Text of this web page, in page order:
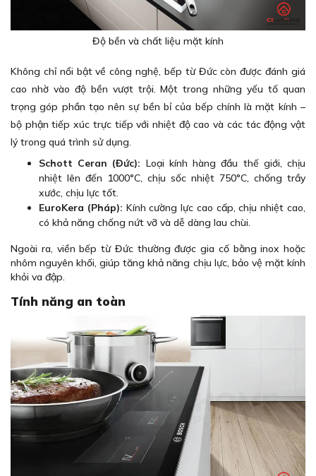
Độ bền và chất liệu mặt kính
Không chỉ nổi bật về công nghệ, bếp từ Đức còn được đánh giá
cao nhờ vào độ bền vượt trội. Một trong những yếu tố quan
trọng góp phần tạo nên sự bền bỉ của bếp chính là mặt kính –
bộ phận tiếp xúc trực tiếp với nhiệt độ cao và các tác động vật
lý trong quá trình sử dụng.
Schott Ceran (Đức): Loại kính hàng đầu thế giới, chịu
nhiệt lên đến 1000°C, chịu sốc nhiệt 750°C, chống trầy
xước, chịu lực tốt.
EuroKera (Pháp): Kính cường lực cao cấp, chịu nhiệt cao,
có khả năng chống nứt vỡ và dễ dàng lau chùi.
Ngoài ra, viền bếp từ Đức thường được gia cố bằng inox hoặc
nhôm nguyên khối, giúp tăng khả năng chịu lực, bảo vệ mặt kính
khỏi va đập.
Tính năng an toàn